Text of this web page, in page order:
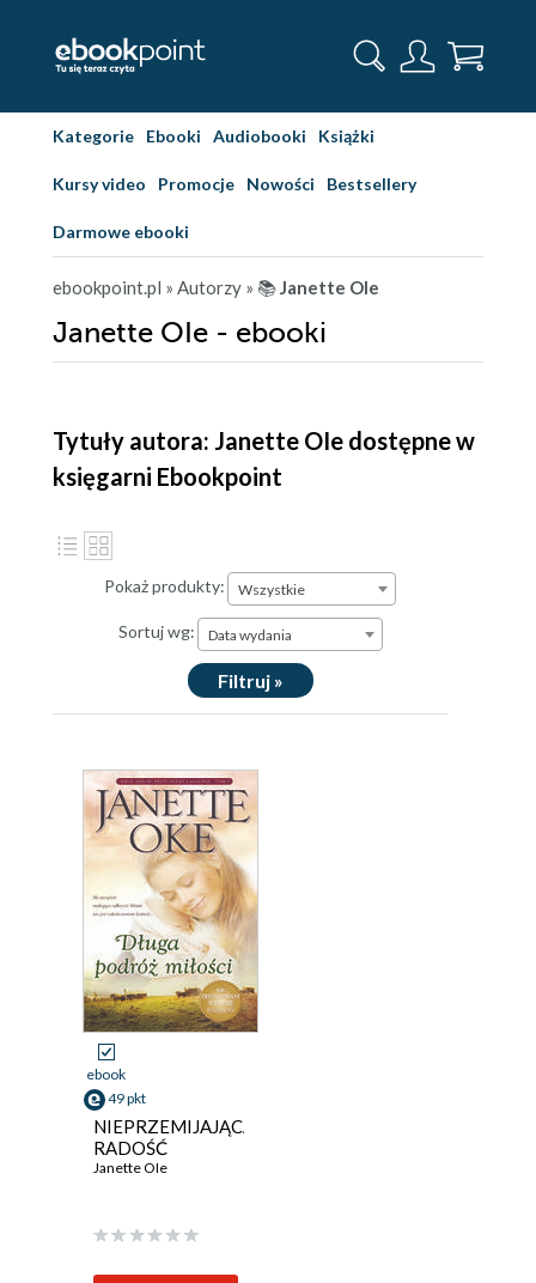
Kategorie Ebooki Audiobooki Książki
Kursy video Promocje Nowości Bestsellery
Darmowe ebooki
ebookpoint.pl » Autorzy » 📚Janette OIe
Janette OIe - ebooki
Tytuły autora: Janette OIe dostępne w
księgarni Ebookpoint
Pokaż produkty: Wszystkie
Sortuj wg: Data wydania
Filtruj »
ebook
49 pkt
NIEPRZEMIJAJĄCA
RADOŚĆ
Janette OIe